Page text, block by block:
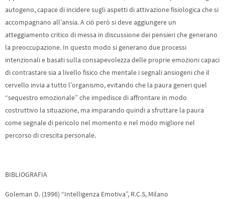
autogeno, capace di incidere sugli aspetti di attivazione fisiologica che si
accompagnano all’ansia. A ciò però si deve aggiungere un
atteggiamento critico di messa in discussione dei pensieri che generano
la preoccupazione. In questo modo si generano due processi
intenzionali e basati sulla consapevolezza delle proprie emozioni capaci
di contrastare sia a livello fisico che mentale i segnali ansiogeni che il
cervello invia a tutto l’organismo, evitando che la paura generi quel
“sequestro emozionale” che impedisce di affrontare in modo
costruttivo la situazione, ma imparando quindi a sfruttare la paura
come segnale di pericolo nel momento e nel modo migliore nel
percorso di crescita personale.
BIBLIOGRAFIA
Goleman D. (1996) “Intelligenza Emotiva”, R.C.S, Milano